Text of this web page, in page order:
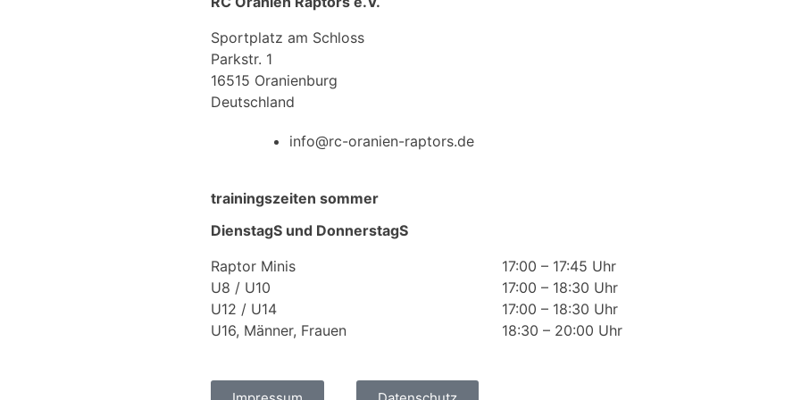
Sportplatz am Schloss
Parkstr. 1
16515 Oranienburg
Deutschland
info@rc-oranien-raptors.de
trainingszeiten sommer
DienstagS und DonnerstagS
Raptor Minis
U8 / U10
U12 / U14
U16, Männer, Frauen
17:00 – 17:45 Uhr
17:00 – 18:30 Uhr
17:00 – 18:30 Uhr
18:30 – 20:00 Uhr